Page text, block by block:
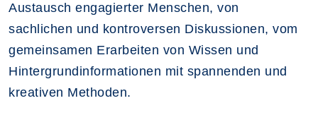
Austausch engagierter Menschen, von
sachlichen und kontroversen Diskussionen, vom
gemeinsamen Erarbeiten von Wissen und
Hintergrundinformationen mit spannenden und
kreativen Methoden.